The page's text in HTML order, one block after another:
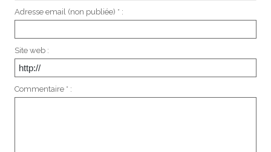
Adresse email (non publiée) * :
Site web :
Commentaire * :